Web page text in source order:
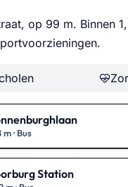
op 99 m. Binnen
.
m· Bus
de kaart
Station